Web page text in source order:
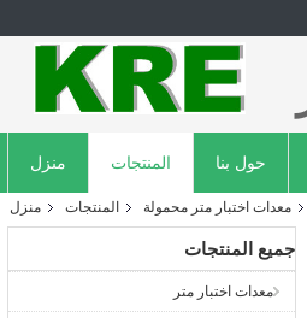
منزل المنتجات حول بنا
منزل المنتجات معدات اختبار متر محمولة
جميع المنتجات
معدات اختبار متر